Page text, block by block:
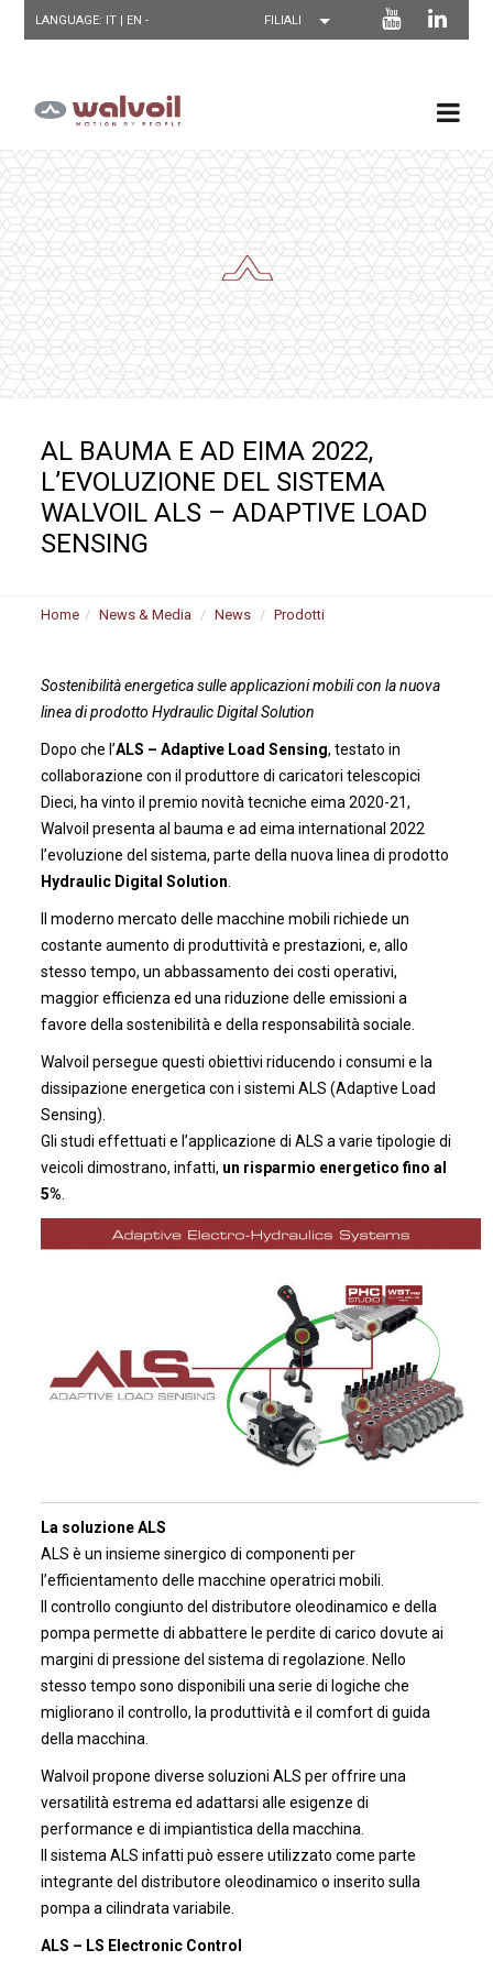
LANGUAGE: IT | EN-
AL BAUMA E AD EIMA 2022,
L’EVOLUZIONE DEL SISTEMA
WALVOIL ALS – ADAPTIVE LOAD
SENSING
Home News & Media News Prodotti
Sostenibilità energetica sulle applicazioni mobili con la nuova
linea di prodotto Hydraulic Digital Solution
Dopo che l’ALS – Adaptive Load Sensing, testato in
collaborazione con il produttore di caricatori telescopici
Dieci, ha vinto il premio novità tecniche eima 2020-21,
Walvoil presenta al bauma e ad eima international 2022
l’evoluzione del sistema, parte della nuova linea di prodotto
Hydraulic Digital Solution
Il moderno mercato delle macchine mobili richiede un
costante aumento di produttività e prestazioni, e, allo
stesso tempo, un abbassamento dei costi operativi,
maggior efficienza ed una riduzione delle emissioni a
favore della sostenibilità e della responsabilità sociale.
Walvoil persegue questi obiettivi riducendo i consumi e la
dissipazione energetica con i sistemi ALS (Adaptive Load
Sensing).
Gli studi effettuati e l’applicazione di ALS a varie tipologie di
veicoli dimostrano, infatti, un risparmio energetico fino al
5%
La soluzione ALS
ALS è un insieme sinergico di componenti per
l’efficientamento delle macchine operatrici mobili.
Il controllo congiunto del distributore oleodinamico e della
pompa permette di abbattere le perdite di carico dovute ai
margini di pressione del sistema di regolazione. Nello
stesso tempo sono disponibili una serie di logiche che
migliorano il controllo, la produttività e il comfort di guida
della macchina.
Walvoil propone diverse soluzioni ALS per offrire una
versatilità estrema ed adattarsi alle esigenze di
performance e di impiantistica della macchina.
Il sistema ALS infatti può essere utilizzato come parte
integrante del distributore oleodinamico o inserito sulla
pompa a cilindrata variabile.
ALS – LS Electronic Control